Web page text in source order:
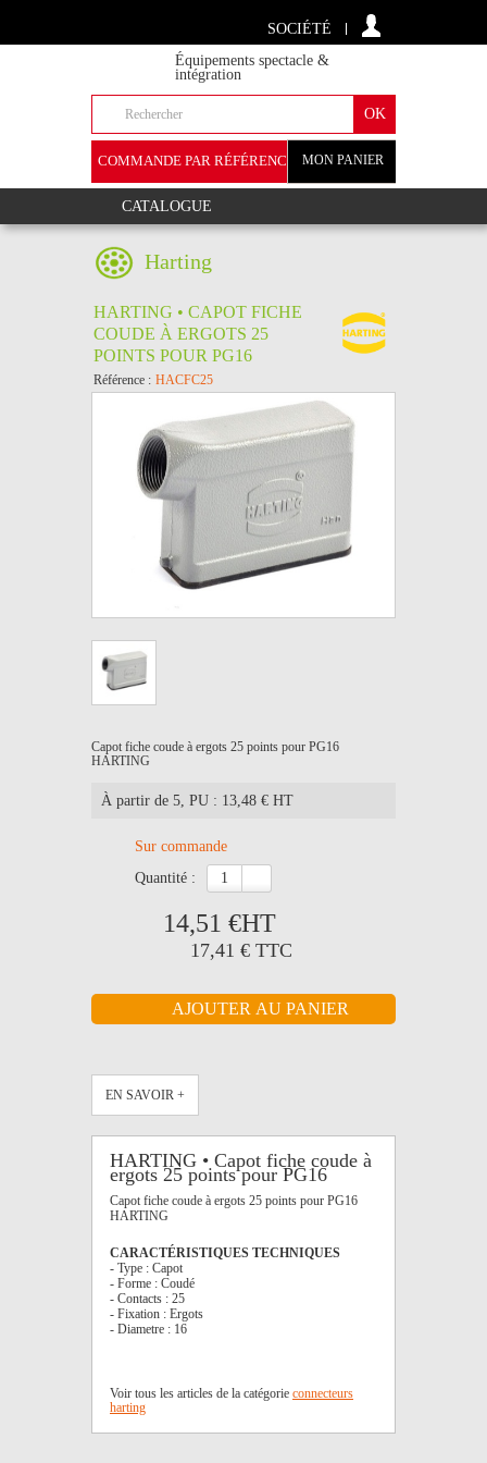
SOCIÉTÉ
Équipements spectacle &
intégration
MON PANIER
COMMANDE PAR RÉFÉRENCE
CATALOGUE
Harting
HARTING • CAPOT FICHE
COUDE À ERGOTS 25
POINTS POUR PG16
Référence : HACFC25
Capot fiche coude à ergots 25 points pour PG16
HARTING
À partir de 5, PU : 13,48 € HT
Sur commande
quantité :
14,51 €HT
17,41 € TTC
EN SAVOIR +
HARTING • Capot fiche coude à
ergots 25 points pour PG16
Capot fiche coude à ergots 25 points pour PG16
HARTING
CARACTÉRISTIQUES TECHNIQUES
- Type : Capot
- Forme : Coudé
- Contacts : 25
- Fixation : Ergots
- Diametre : 16
Voir tous les articles de la catégorie connecteurs
harting